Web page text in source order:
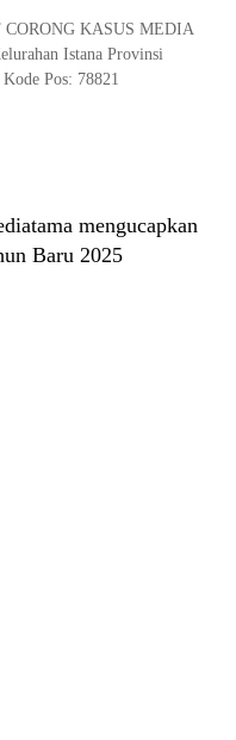
KASUS MEDIA
Istana Provinsi
Pos: 78821
mengucapkan
Baru 2025